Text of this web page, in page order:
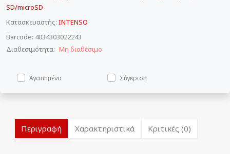
SD/microSD
Κατασκευαστής: INTENSO
Barcode: 4034303022243
Διαθεσιμότητα: Μη διαθέσιμο
Αγαπημένα Σύγκριση
Περιγραφή Χαρακτηριστικά Κριτικές (0)